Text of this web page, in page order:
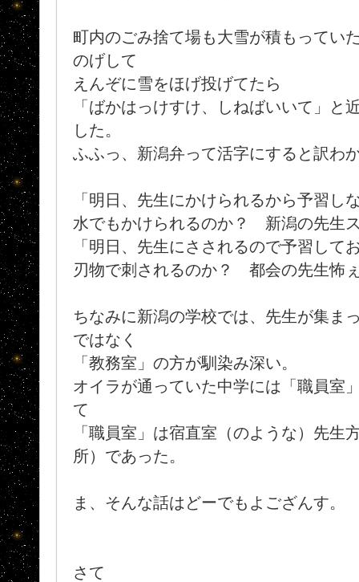
町内のごみ捨て場も大雪が積もってい
のげして
えんぞに雪をほげ投げてたら
「ばかはっけすけ、しねばいいて」と
した。
ふふっ、新潟弁って活字にすると訳わ
「明日、先生にかけられるから予習し
水でもかけられるのか？ 新潟の先生
「明日、先生にさされるので予習して
刃物で刺されるのか？ 都会の先生怖
ちなみに新潟の学校では、先生が集ま
ではなく
「教務室」の方が馴染み深い。
オイラが通っていた中学には「職員室
て
「職員室」は宿直室（のような）先生
所）であった。
ま、そんな話はどーでもよござんす。
さて